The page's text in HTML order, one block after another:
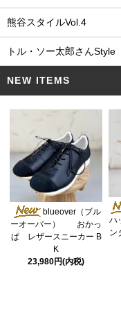
熊谷スタイルVol.4
トル・ソー太郎さんStyle
NEW ITEMS
blueover（ブル
ーオーバー） おかっ
ぱ レザースニーカー B
K
23,980円(内税)
ハ
ン